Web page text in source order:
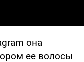
она
ее волосы